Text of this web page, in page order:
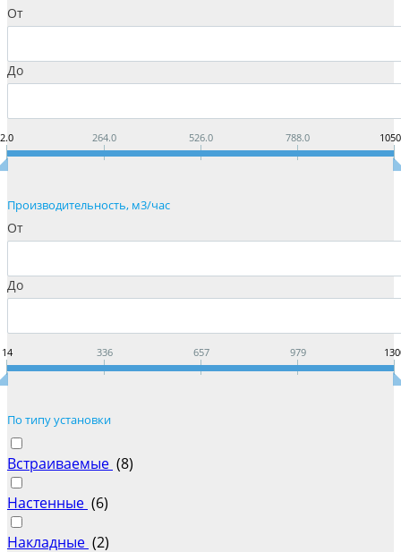
От
До
2.0 264.0 526.0 788.0
Производительность, м3/час
От
До
14 336 657 979
По типу установки
Встраиваемые (8)
Настенные (6)
Накладные (2)